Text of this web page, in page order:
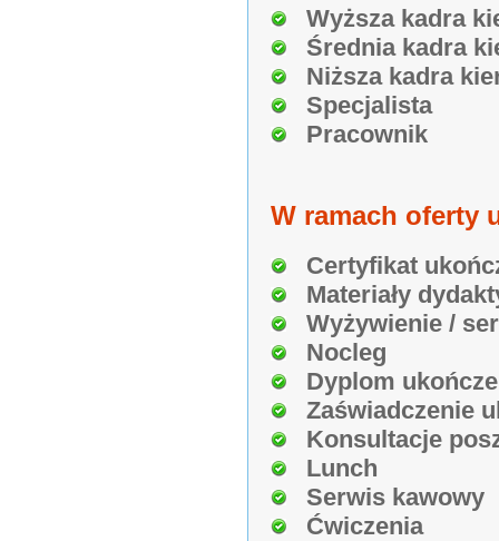
Wyższa kadra
Średnia kadra
Niższa kadra
Specjalista
Pracownik
W ramach oferty
Certyfikat
Materiały
Wyżywienie /
Nocleg
Dyplom
Zaświadczenie
Konsultacje
Lunch
Serwis kawowy
Ćwiczenia